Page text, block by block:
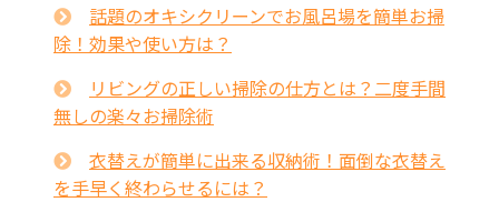
話題のオキシクリーンでお風呂場を簡単お掃
除！効果や使い方は？
リビングの正しい掃除の仕方とは？二度手間
無しの楽々お掃除術
衣替えが簡単に出来る収納術！面倒な衣替え
を手早く終わらせるには？